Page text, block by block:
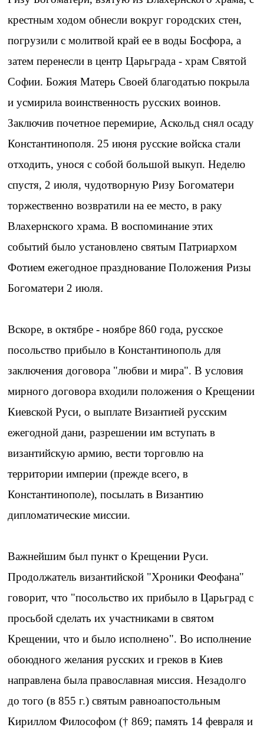
крестным ходом обнесли вокруг городских стен,
погрузили с молитвой край ее в воды Босфора, а
затем перенесли в центр Царьграда - храм Святой
Софии. Божия Матерь Своей благодатью покрыла
и усмирила воинственность русских воинов.
Заключив почетное перемирие, Аскольд снял осаду
Константинополя. 25 июня русские войска стали
отходить, унося с собой большой выкуп. Неделю
спустя, 2 июля, чудотворную Ризу Богоматери
торжественно возвратили на ее место, в раку
Влахернского храма. В воспоминание этих
событий было установлено святым Патриархом
Фотием ежегодное празднование Положения Ризы
Богоматери 2 июля.
Вскоре, в октябре - ноябре 860 года, русское
посольство прибыло в Константинополь для
заключения договора "любви и мира". В условия
мирного договора входили положения о Крещении
Киевской Руси, о выплате Византией русским
ежегодной дани, разрешении им вступать в
византийскую армию, вести торговлю на
территории империи (прежде всего, в
Константинополе), посылать в Византию
дипломатические миссии.
Важнейшим был пункт о Крещении Руси.
Продолжатель византийской "Хроники Феофана"
говорит, что "посольство их прибыло в Царьград с
просьбой сделать их участниками в святом
Крещении, что и было исполнено". Во исполнение
обоюдного желания русских и греков в Киев
направлена была православная миссия. Незадолго
до того (в 855 г.) святым равноапостольным
Кириллом Философом († 869; память 14 февраля и